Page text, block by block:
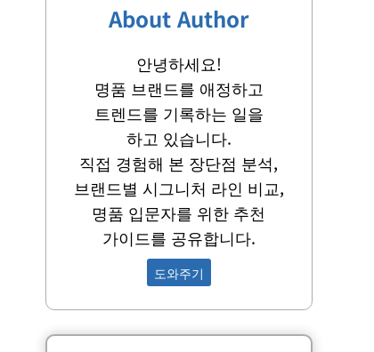
About Author
안녕하세요!
명품 브랜드를 애정하고
트렌드를 기록하는 일을
하고 있습니다.
직접 경험해 본 장단점 분석,
브랜드별 시그니처 라인 비교,
명품 입문자를 위한 추천
가이드를 공유합니다.
도와주기